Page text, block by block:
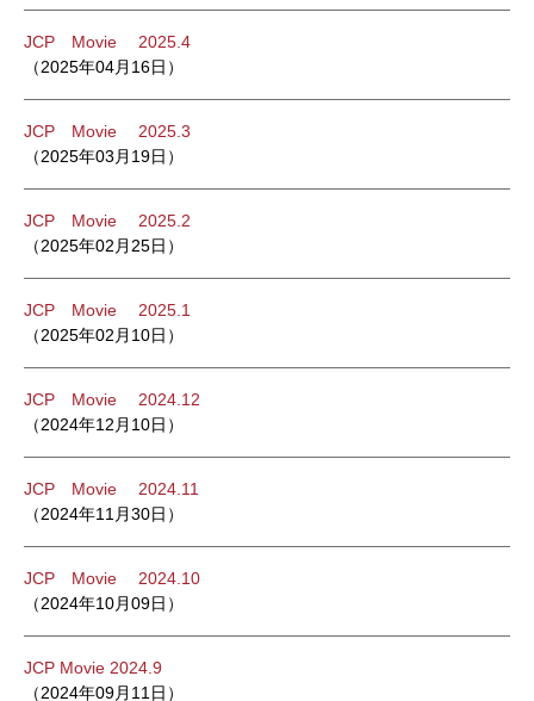
JCP Movie 2025.4
（2025年04月16日）
JCP Movie 2025.3
（2025年03月19日）
JCP Movie 2025.2
（2025年02月25日）
JCP Movie 2025.1
（2025年02月10日）
JCP Movie 2024.12
（2024年12月10日）
JCP Movie 2024.11
（2024年11月30日）
JCP Movie 2024.10
（2024年10月09日）
JCP Movie 2024.9
（2024年09月11日）